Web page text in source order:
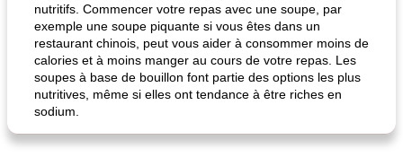
nutritifs. Commencer votre repas avec une soupe, par
exemple une soupe piquante si vous êtes dans un
restaurant chinois, peut vous aider à consommer moins de
calories et à moins manger au cours de votre repas. Les
soupes à base de bouillon font partie des options les plus
nutritives, même si elles ont tendance à être riches en
sodium.